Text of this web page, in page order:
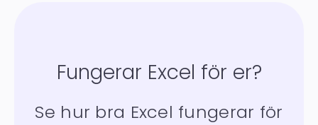
Fungerar Excel för er?
Se hur bra Excel fungerar för